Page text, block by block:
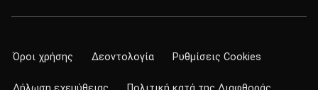
Όροι χρήσης Δεοντολογία Ρυθμίσεις Cookies